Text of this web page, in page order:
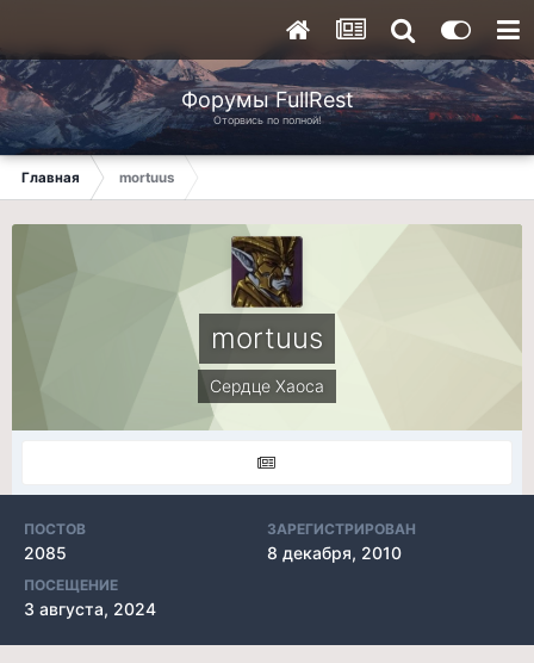
Форумы FullRest
Оторвись по полной!
Главная mortuus
mortuus
Сердце Хаоса
ПОСТОВ
2085
ЗАРЕГИСТРИРОВАН
8 декабря, 2010
ПОСЕЩЕНИЕ
3 августа, 2024